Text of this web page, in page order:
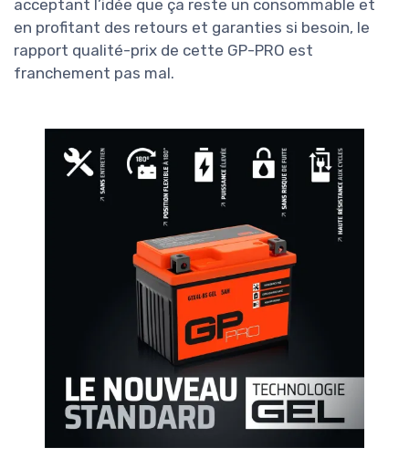
acceptant l’idée que ça reste un consommable et
en profitant des retours et garanties si besoin, le
rapport qualité-prix de cette GP-PRO est
franchement pas mal.